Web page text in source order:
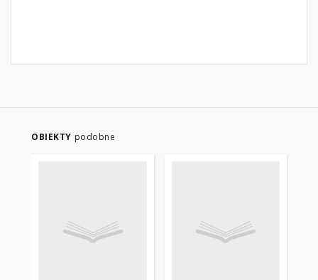
OBIEKTY podobne